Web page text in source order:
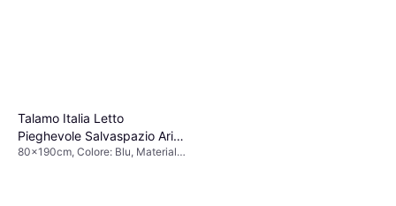
Talamo Italia Letto
Pieghevole Salvaspazio Arias
80x190h37 cm
80x190cm, Colore: Blu, Materiale: